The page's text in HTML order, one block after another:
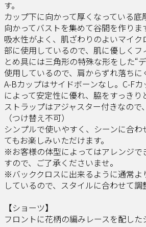
す。
カップ下に向かって厚くなっている底
向かってバストを集めて谷間を作りま
吸水性がよく、肌ざわりのよいマイ
部に使用しているので、肌に優しくフ
とめ具には三角形の特殊な形をした“
使用しているので、肩からずれ落ちに
A-Bカップはサイドボーンなし。C-F
によって安定性に優れ、脇をすっきり
ストラップはアジャスター付きなので
（つけ替え不可）
シンプルで使いやすく、シーンに合わ
てもお楽しみいただけます。
※お客様の体型によってはアレンジで
すので、ご了承くださいませ。
※バッククロスに出来るように通常よ
しているので、スタイルに合わせて調
【ショーツ】
フロントに花柄の編みレースを配し